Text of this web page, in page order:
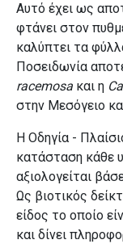
Αυτό έχει ως
φτάνει στον
καλύπτει τα
Ποσειδωνία
racemosa και η
στην Μεσόγειο
Η Οδηγία -
κατάσταση κάθε
αξιολογείται
Ως βιοτικός
είδος το οποίο
και δίνει